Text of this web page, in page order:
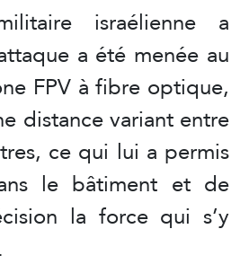
israélienne a
a été menée au
FPV à fibre optique,
distance variant entre
ce qui lui a permis
le bâtiment et de
la force qui s’y